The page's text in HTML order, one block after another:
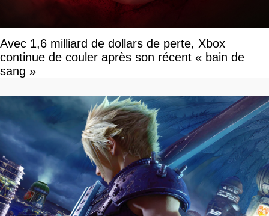
Avec 1,6 milliard de dollars de perte, Xbox
continue de couler après son récent « bain de
sang »